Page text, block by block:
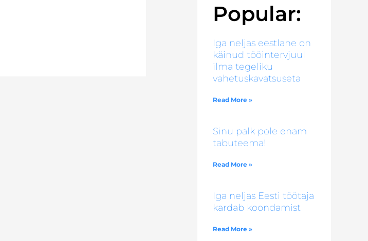
Popular:
Iga neljas eestlane on
käinud tööintervjuul
ilma tegeliku
vahetuskavatsuseta
Read More »
Sinu palk pole enam
tabuteema!
Read More »
Iga neljas Eesti töötaja
kardab koondamist
Read More »